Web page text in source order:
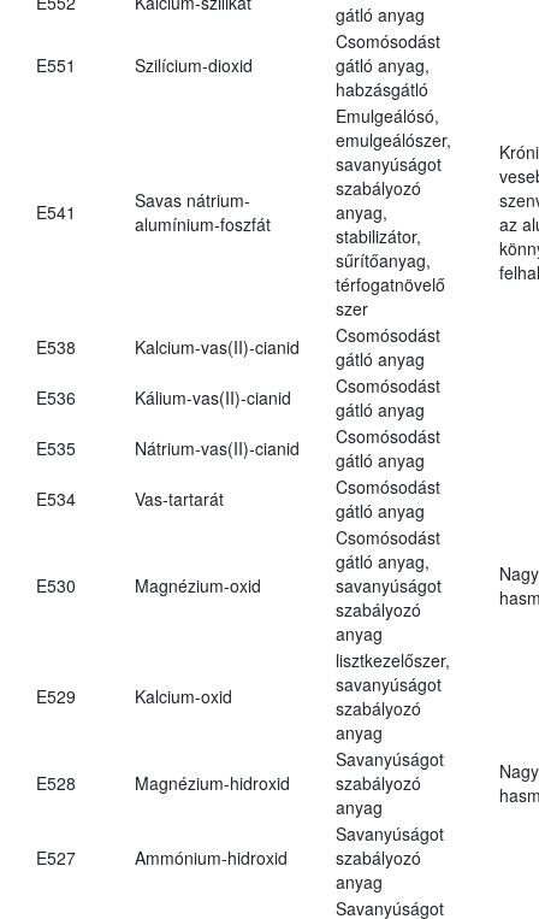
gátló anyag
E551 Szilícium-dioxid
Csomósodást
gátló anyag,
habzásgátló
E541
Savas nátrium-
alumínium-foszfát
Emulgeálósó,
emulgeálószer,
savanyúságot
szabályozó
anyag,
stabilizátor,
sűrítőanyag,
térfogatnövelő
szer
az
E538 Kalcium-vas(II)-cianid
Csomósodást
gátló anyag
E536
Kálium-vas(II)-cianid
Csomósodást
gátló anyag
E535
Nátrium-vas(II)-cianid
Csomósodást
gátló anyag
E534
Vas-tartarát
Csomósodást
gátló anyag
E530 Magnézium-oxid
Csomósodást
gátló anyag,
savanyúságot
szabályozó
anyag
E529 Kalcium-oxid
lisztkezelőszer,
savanyúságot
szabályozó
anyag
E528 Magnézium-hidroxid
Savanyúságot
szabályozó
anyag
E527 Ammónium-hidroxid
Savanyúságot
szabályozó
anyag
Savanyúságot